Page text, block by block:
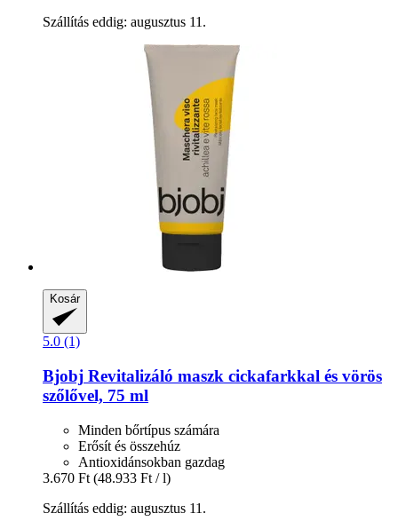
Szállítás eddig: augusztus 11.
Kosár
5.0 (1)
Bjobj Revitalizáló maszk cickafarkkal és vörös
szőlővel, 75 ml
Minden bőrtípus számára
Erősít és összehúz
Antioxidánsokban gazdag
3.670 Ft (48.933 Ft / l)
Szállítás eddig: augusztus 11.